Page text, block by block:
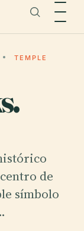
TEMPLE
de
símbolo